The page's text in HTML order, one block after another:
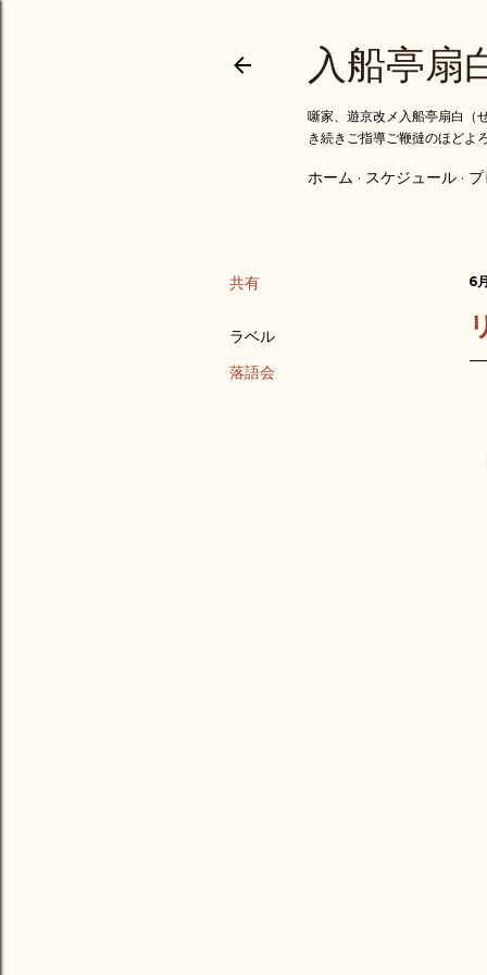
入船亭扇
噺家、遊京改メ入船亭扇白（
き続きご指導ご鞭撻のほどよ
ホーム スケジュール
共有
ラベル
落語会
6